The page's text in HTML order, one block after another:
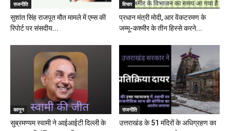
राजनीति
सुशांत सिंह राजपूत मौत मामले में एम्स की
रिपोर्ट पर संसदीय...
विचार
प्रधान मंत्री मोदी, आर वेंकटरमण के
जम्मू-कश्मीर के तीन हिस्से करने...
कानून
सुब्रमण्यम स्वामी ने आईआईटी दिल्ली के
राजनीति
उत्तराखंड के 51 मंदिरों के अधिग्रहण का